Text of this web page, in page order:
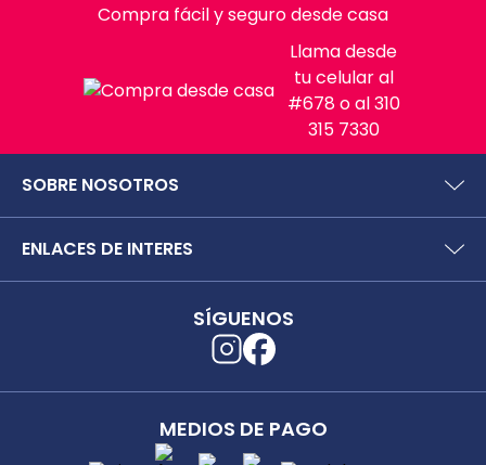
Compra fácil y seguro desde casa
Llama desde
tu celular al
#678 o al 310
315 7330
SOBRE NOSOTROS
Preguntas frecuentes
Políticas y términos de uso
Términos y condiciones puntos saludables
Separata digital
ENLACES DE INTERES
Secretaría de Salud de Antioquia
Unidrogas S.A.S.
SÍGUENOS
MEDIOS DE PAGO